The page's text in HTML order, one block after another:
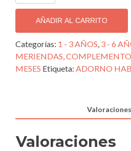
VELEROS
FARO
cantidad
AÑADIR AL CARRITO
Categorías: 1 - 3 AÑOS, 3 - 6
MERIENDAS,
MESES Etiqueta: ADORNO
Valoraciones